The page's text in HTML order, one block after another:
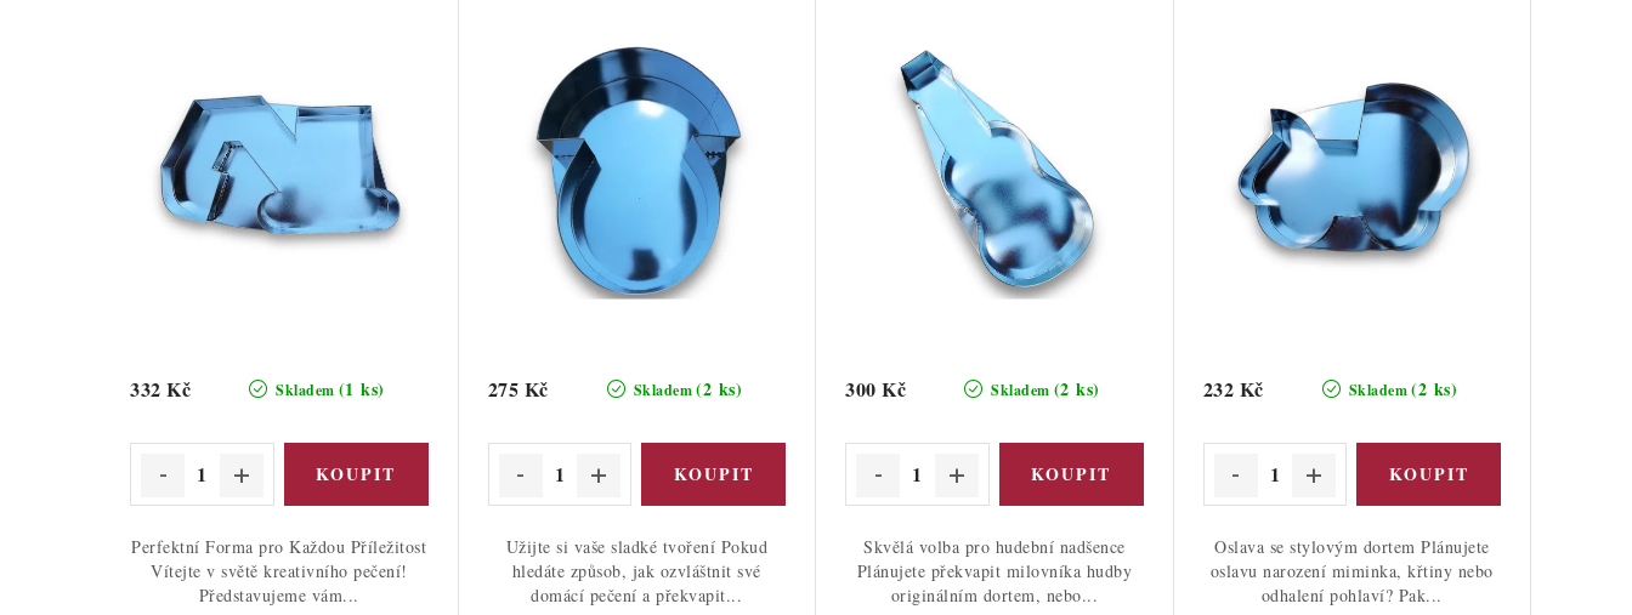
Skladem (1 ks)
332 Kč
Perfektní Forma pro Každou Příležitost
Vítejte v světě kreativního pečení!
Představujeme vám...
Skladem(2 ks)
275 Kč
Užijte si vaše sladké tvoření Pokud
hledáte způsob, jak ozvláštnit své
domácí pečení a překvapit...
Skladem (2 ks)
300 Kč
Skvělá volba pro hudební nadšence
Plánujete překvapit milovníka hudby
originálním dortem, nebo...
Skladem(2 ks)
232 Kč
Oslava se stylovým dortem Plánujete
oslavu narození miminka, křtiny nebo
odhalení pohlaví? Pak...